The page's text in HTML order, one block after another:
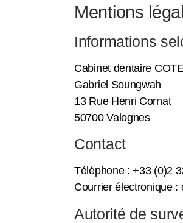
Mentions
Informations
Cabinet dentaire
Gabriel Soungwah
13 Rue Henri Cornat
50700 Valognes
Contact
Téléphone : +33 (0)2
Courrier électronique :
Autorité de